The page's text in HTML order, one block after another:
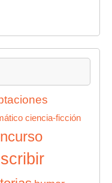
ciencia-ficción